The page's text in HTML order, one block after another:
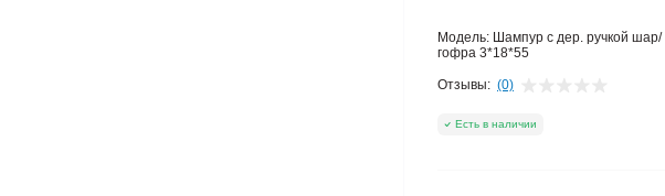
Модель: Шампур с дер. ручкой шар/
гофра 3*18*55
Отзывы: (0)
Есть в наличии